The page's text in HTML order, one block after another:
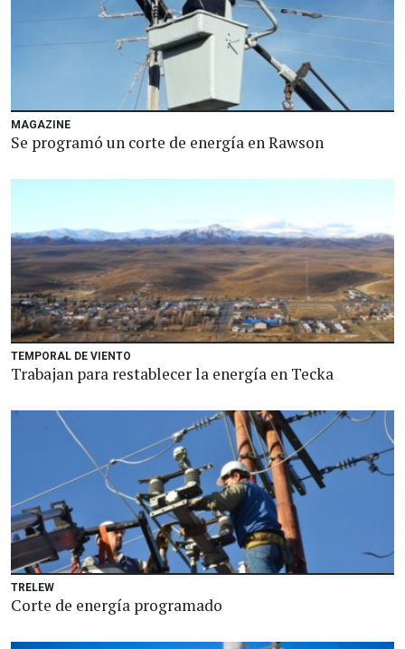
MAGAZINE
Se programó un corte de energía en Rawson
TEMPORAL DE VIENTO
Trabajan para restablecer la energía en Tecka
TRELEW
Corte de energía programado